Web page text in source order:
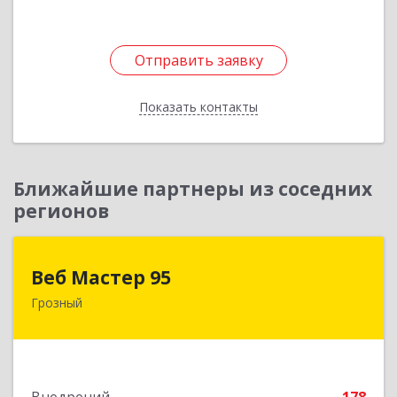
Отправить заявку
Показать контакты
Отправить заявку
Назад
Ближайшие партнеры из соседних
регионов
Веб Мастер 95
Грозный
Подробнее